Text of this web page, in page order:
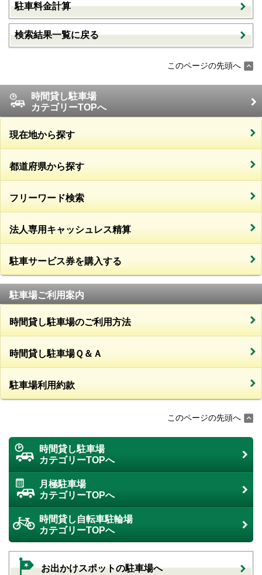
駐車料金計算
検索結果一覧に戻る
このページの先頭へ
時間貸し駐車場
カテゴリーTOPへ
現在地から探す
都道府県から探す
フリーワード検索
法人専用キャッシュレス精算
駐車サービス券を購入する
駐車場ご利用案内
時間貸し駐車場のご利用方法
時間貸し駐車場Ｑ＆Ａ
駐車場利用約款
このページの先頭へ
時間貸し駐車場
カテゴリーTOPへ
月極駐車場
カテゴリーTOPへ
時間貸し自転車駐輪場
カテゴリーTOPへ
お出かけスポットの駐車場へ